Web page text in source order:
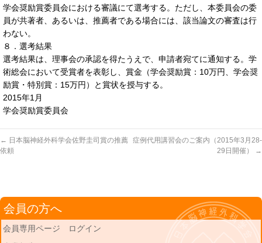
学会奨励賞委員会における審議にて選考する。ただし、本委員会の委
員が共著者、あるいは、推薦者である場合には、該当論文の審査は行
わない。
８．選考結果
選考結果は、理事会の承認を得たうえで、申請者宛てに通知する。学
術総会において受賞者を表彰し、賞金（学会奨励賞：10万円、学会奨
励賞・特別賞：15万円）と賞状を授与する。
2015年1月
学会奨励賞委員会
← 日本脳神経外科学会佐野圭司賞の推薦
依頼
症例代用講習会のご案内（2015年3月28-
29日開催）
→
会員の方へ
会員専用ページ ログイン